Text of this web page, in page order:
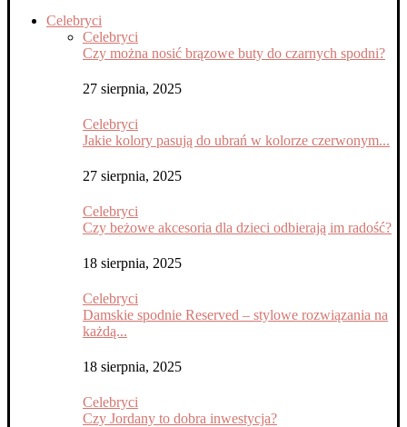
Celebryci
Celebryci
Czy można nosić brązowe buty do czarnych spodni?
27 sierpnia, 2025
Celebryci
Jakie kolory pasują do ubrań w kolorze czerwonym...
27 sierpnia, 2025
Celebryci
Czy beżowe akcesoria dla dzieci odbierają im radość?
18 sierpnia, 2025
Celebryci
Damskie spodnie Reserved – stylowe rozwiązania na
każdą...
18 sierpnia, 2025
Celebryci
Czy Jordany to dobra inwestycja?